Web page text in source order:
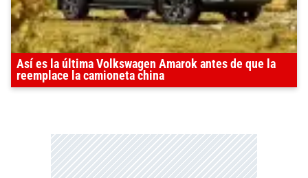
Así es la última Volkswagen Amarok antes de que la
reemplace la camioneta china